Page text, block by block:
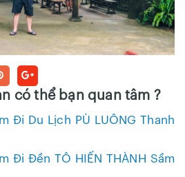
có thể bạn quan tâm ?
Đi Du Lịch PÙ LUÔNG Thanh
Đi Đền TÔ HIẾN THÀNH Sầm